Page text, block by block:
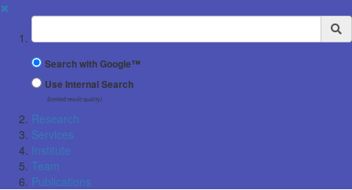
✖
Suchbegriff
Search with Google™
Use Internal Search
(limited result quality)
Research
Services
Institute
Team
Publications